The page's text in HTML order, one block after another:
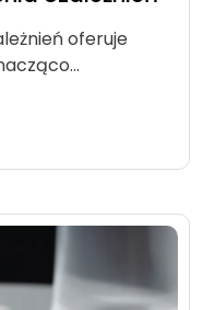
oferuje